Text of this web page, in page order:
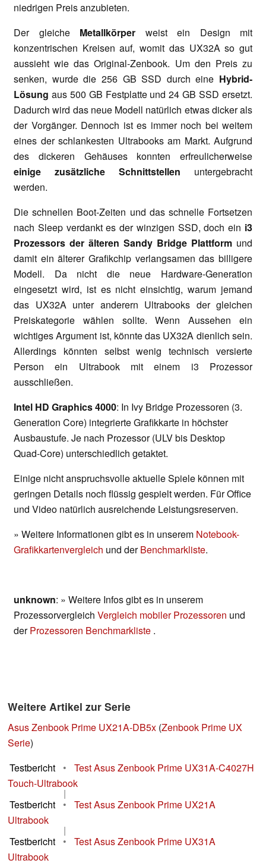
niedrigen Preis anzubieten.
Der gleiche Metallkörper weist ein Design mit
konzentrischen Kreisen auf, womit das UX32A so gut
aussieht wie das Original-Zenbook. Um den Preis zu
senken, wurde die 256 GB SSD durch eine Hybrid-
Lösung aus 500 GB Festplatte und 24 GB SSD ersetzt.
Dadurch wird das neue Modell natürlich etwas dicker als
der Vorgänger. Dennoch ist es immer noch bei weitem
eines der schlankesten Ultrabooks am Markt. Aufgrund
des dickeren Gehäuses konnten erfreulicherweise
einige zusätzliche Schnittstellen untergebracht
werden.
Die schnellen Boot-Zeiten und das schnelle Fortsetzen
nach Sleep verdankt es der winzigen SSD, doch ein i3
Prozessors der älteren Sandy Bridge Plattform und
damit ein älterer Grafikchip verlangsamen das billigere
Modell. Da nicht die neue Hardware-Generation
eingesetzt wird, ist es nicht einsichtig, warum jemand
das UX32A unter anderern Ultrabooks der gleichen
Preiskategorie wählen sollte. Wenn Aussehen ein
wichtiges Argument ist, könnte das UX32A dienlich sein.
Allerdings könnten selbst wenig technisch versierte
Person ein Ultrabook mit einem i3 Prozessor
ausschließen.
Intel HD Graphics 4000: In Ivy Bridge Prozessoren (3.
Generation Core) integrierte Grafikkarte in höchster
Ausbaustufe. Je nach Prozessor (ULV bis Desktop
Quad-Core) unterschiedlich getaktet.
Einige nicht anspruchsvolle aktuelle Spiele können mit
geringen Details noch flüssig gespielt werden. Für Office
und Video natürlich ausreichende Leistungsreserven.
» Weitere Informationen gibt es in unserem Notebook-
Grafikkartenvergleich und derBenchmarkliste.
unknown: » Weitere Infos gibt es in unserem
Prozessorvergleich Vergleich mobiler Prozessoren und
derProzessoren Benchmarkliste .
Weitere Artikel zur Serie
Asus Zenbook Prime UX21A-DB5x (Zenbook Prime UX
Serie)
Testbericht
•
Test Asus Zenbook Prime UX31A-C4027H
Touch-Ultrabook
|
Testbericht
•
Test Asus Zenbook Prime UX21A
Ultrabook
|
Testbericht
•
Test Asus Zenbook Prime UX31A
Ultrabook